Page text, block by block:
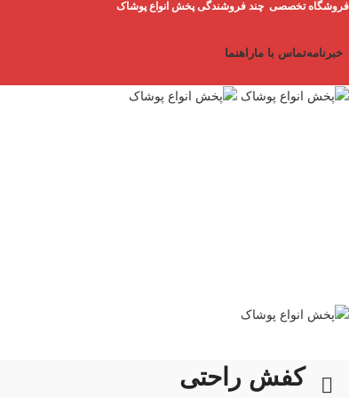
فروشگاه تخصصی چند فروشندگی پخش انواع پوشاک
خبرنامهتماس با ماراهنما
کفش راحتی